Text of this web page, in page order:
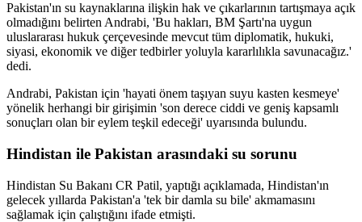
Pakistan'ın su kaynaklarına ilişkin hak ve çıkarlarının tartışmaya açık
olmadığını belirten Andrabi, 'Bu hakları, BM Şartı'na uygun
uluslararası hukuk çerçevesinde mevcut tüm diplomatik, hukuki,
siyasi, ekonomik ve diğer tedbirler yoluyla kararlılıkla savunacağız.'
dedi.
Andrabi, Pakistan için 'hayati önem taşıyan suyu kasten kesmeye'
yönelik herhangi bir girişimin 'son derece ciddi ve geniş kapsamlı
sonuçları olan bir eylem teşkil edeceği' uyarısında bulundu.
Hindistan ile Pakistan arasındaki su sorunu
Hindistan Su Bakanı CR Patil, yaptığı açıklamada, Hindistan'ın
gelecek yıllarda Pakistan'a 'tek bir damla su bile' akmamasını
sağlamak için çalıştığını ifade etmişti.